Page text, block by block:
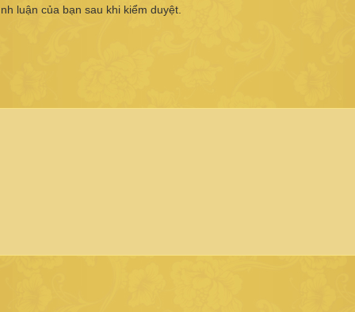
luận của bạn sau khi kiểm duyệt.